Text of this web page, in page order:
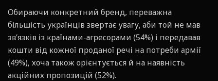
Обираючи конкретний бренд, переважна
більшість українців звертає увагу, аби той не мав
зв’язків із країнами-агресорами (54%) і передавав
кошти від кожної проданої речі на потреби армії
(49%), хоча також орієнтується й на наявність
акційних пропозицій (52%).